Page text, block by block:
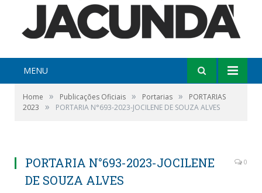
MENU
Home » Publicações Oficiais » Portarias »
PORTARIAS
2023
» PORTARIA N°693-2023-JOCILENE DE SOUZA ALVES
PORTARIA N°693-2023-JOCILENE
DE SOUZA ALVES
0